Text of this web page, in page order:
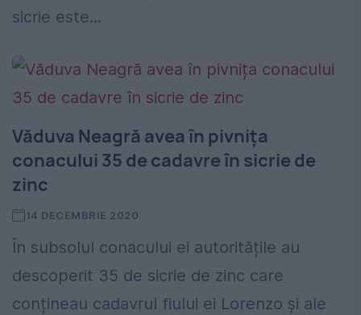
sicrie este...
Văduva Neagră avea în pivnița
conacului 35 de cadavre în sicrie de
zinc
14 DECEMBRIE 2020
În subsolul conacului ei autoritățile au
descoperit 35 de sicrie de zinc care
conțineau cadavrul fiului ei Lorenzo și ale